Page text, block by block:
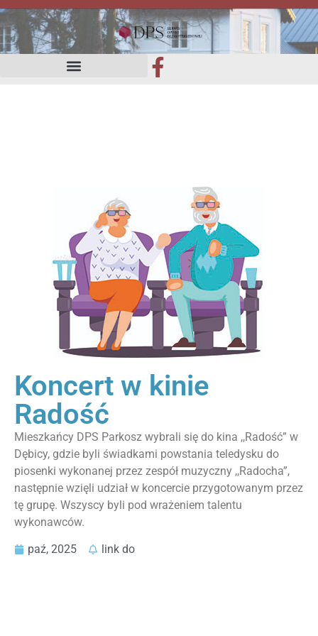
Koncert w kinie
Radość
Mieszkańcy DPS Parkosz wybrali się do kina ,,Radość” w
Dębicy, gdzie byli świadkami powstania teledysku do
piosenki wykonanej przez zespół muzyczny ,,Radocha”,
następnie wzięli udział w koncercie przygotowanym przez
tę grupę. Wszyscy byli pod wrażeniem talentu
wykonawców.
paź, 2025 link do